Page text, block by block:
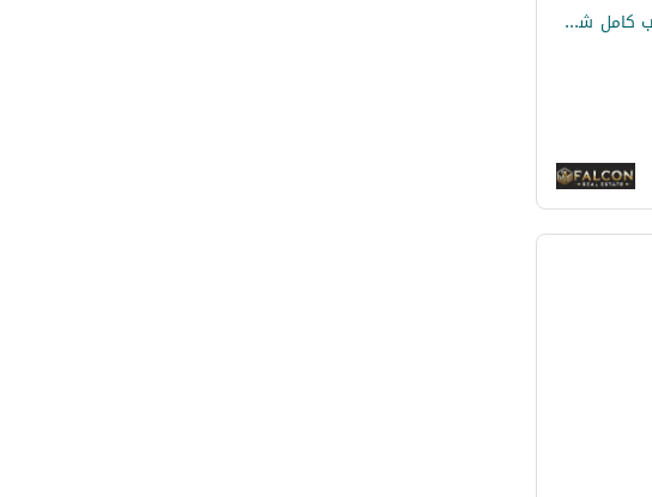
دابل فيو ابراج العلمين & لاجون عائد بالدولار تشطيب كامل شقه للبيع في الحي اللاتيني العلمين | Latin Quarter Alamein دقايق من مراسي و مارينا